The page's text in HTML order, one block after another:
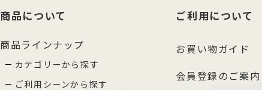
商品について
商品ラインナップ
カテゴリーから探す
ご利用シーンから探す
ご利用について
お買い物ガイド
会員登録のご案内